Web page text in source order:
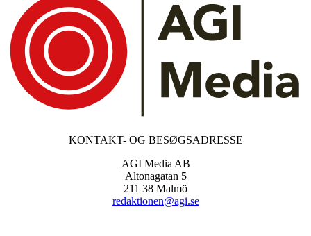
KONTAKT- OG BESØGSADRESSE
AGI Media AB
Altonagatan 5
211 38 Malmö
redaktionen@agi.se